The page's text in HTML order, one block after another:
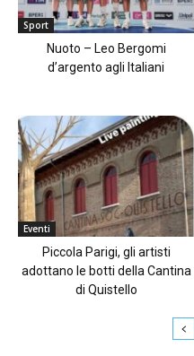
Sport
Nuoto – Leo Bergomi
d’argento agli Italiani
Eventi
Piccola Parigi, gli artisti
adottano le botti della Cantina
di Quistello